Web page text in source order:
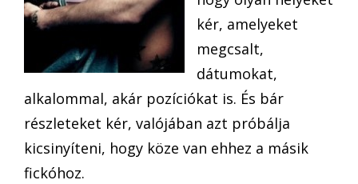
kér, amelyeket
megcsalt,
dátumokat,
alkalommal, akár pozíciókat is. És bár
részleteket kér, valójában azt próbálja
kicsinyíteni, hogy köze van ehhez a másik
fickóhoz.